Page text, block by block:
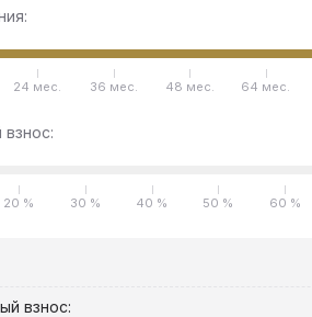
24 мес. 36 мес. 48 мес. 64 мес.
20 % 30 % 40 % 50 % 60 %
взнос: